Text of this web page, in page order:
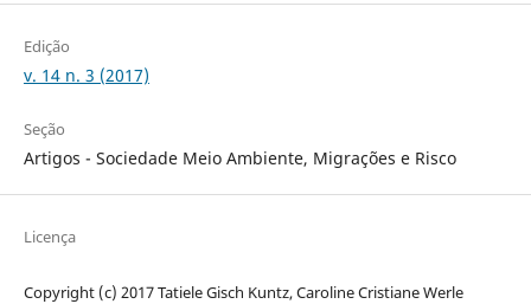
Edição
v. 14 n. 3 (2017)
Seção
Artigos - Sociedade Meio Ambiente, Migrações e Risco
Licença
Copyright (c) 2017 Tatiele Gisch Kuntz, Caroline Cristiane Werle